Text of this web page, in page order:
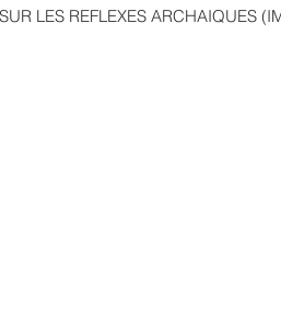
LES REFLEXES ARCHAIQUES